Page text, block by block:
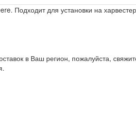
Подходит для установки на
в Ваш регион, пожалуйста,